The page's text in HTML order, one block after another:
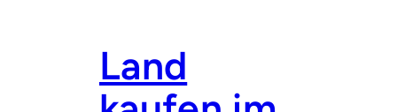
I
E
Land